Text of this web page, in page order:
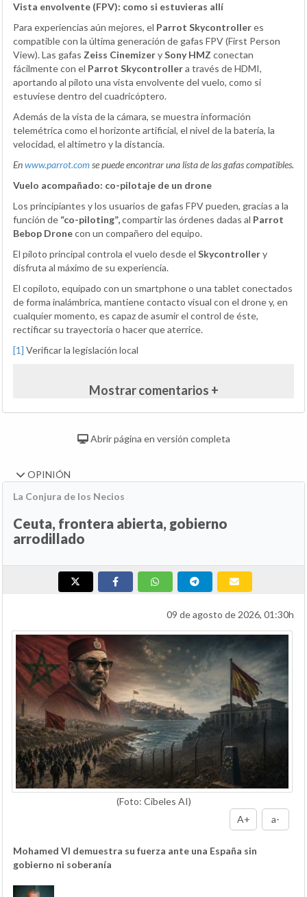
Vista envolvente (FPV): como si estuvieras allí
Para experiencias aún mejores, el Parrot Skycontrolleres
compatible con la última generación de gafas FPV (First Person
View). Las gafas Zeiss CinemizerySony HMZ conectan
fácilmente con el Parrot Skycontrollera través de HDMI,
aportando al piloto una vista envolvente del vuelo, como si
estuviese dentro del cuadricóptero.
Además de la vista de la cámara, se muestra información
telemétrica como el horizonte artificial, el nivel de la batería, la
velocidad, el altímetro y la distancia.
Enwww.parrot.comse puede encontrar una lista de las gafas compatibles.
Vuelo acompañado: co-pilotaje de un drone
Los principiantes y los usuarios de gafas FPV pueden, gracias a la
función de “co-piloting”,compartir las órdenes dadas al Parrot
Bebop Dronecon un compañero del equipo.
El piloto principal controla el vuelo desde el Skycontrollery
disfruta al máximo de su experiencia.
El copiloto, equipado con un smartphone o una tablet conectados
de forma inalámbrica, mantiene contacto visual con el drone y, en
cualquier momento, es capaz de asumir el control de éste,
rectificar su trayectoria o hacer que aterrice.
[1] Verificar la legislación local
Mostrar comentarios +
Abrir página en versión completa
OPINIÓN
La Conjura de los Necios
Ceuta, frontera abierta, gobierno
arrodillado
09 de agosto de 2026, 01:30h
(Foto: Cibeles AI)
A+
a-
Mohamed VI demuestra su fuerza ante una España sin
gobierno ni soberanía